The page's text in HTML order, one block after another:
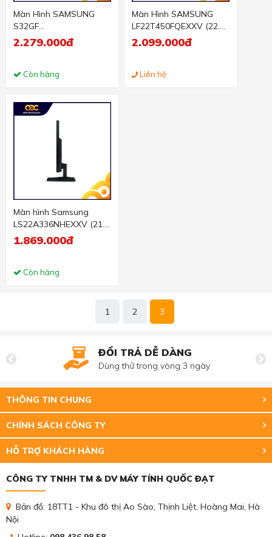
Màn Hình SAMSUNG
S32GF
LS24F320GAEXXV (24
inch - IPS - FHD - 120Hz
2.279.000đ
Còn hàng
Màn Hình SAMSUNG
LF22T450FQEXXV (22.0
inch - FHD - IPS - 75Hz -
2.099.000đ
Liên hệ
Màn hình Samsung
LS22A336NHEXXV (21.5
inch/FHDVA/60Hz/5ms)
1.869.000đ
Còn hàng
1 2 3
ĐỔI TRẢ DỄ DÀNG
Dùng thử trong vòng 3 ngày
THÔNG TIN CHUNG
CHÍNH SÁCH CÔNG TY
HỖ TRỢ KHÁCH HÀNG
CÔNG TY TNHH TM & DV MÁY TÍNH QUỐC ĐẠT
Bản đồ: 18TT1 - Khu đô thị Ao Sào, Thịnh Liệt, Hoàng Mai, Hà
Nội